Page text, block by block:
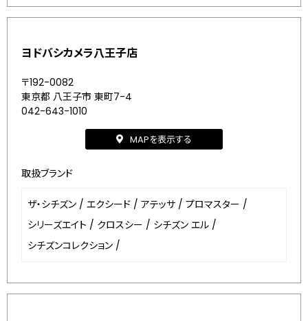
ヨドバシカメラ八王子店
〒192-0082
東京都 八王子市 東町7-4
042-643-1010
MAPを表示する
取扱ブランド
ザ・シチズン / エクシード / アテッサ / プロマスター /
シリーズエイト / クロスシー / シチズン エル /
シチズンコレクション /